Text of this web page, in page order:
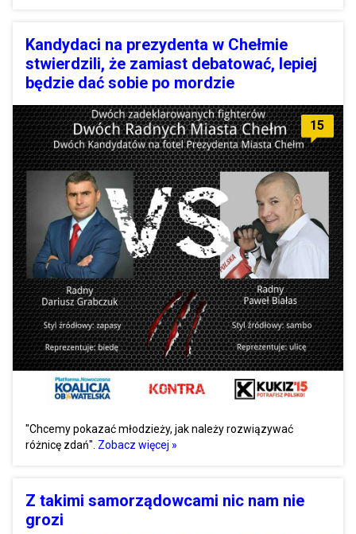
Kandydaci na prezydenta w Chełmie
stwierdzili, że zamiast debatować, lepiej
będzie dać sobie po mordzie
15
"Chcemy pokazać młodzieży, jak należy rozwiązywać
różnicę zdań". Zobacz więcej »
Z takimi samorządowcami nic nam nie
grozi